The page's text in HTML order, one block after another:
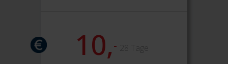
10,- 28 Tage